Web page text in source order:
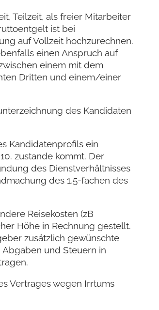
Teilzeit, als freier Mitarbeiter
ist bei
auf Vollzeit hochzurechnen.
einen Anspruch auf
einem mit dem
Dritten und einem/einer
des Kandidaten
Kandidatenprofils ein
zustande kommt. Der
des Dienstverhältnisses
des 1,5-fachen des
Reisekosten (zB
Höhe in Rechnung gestellt.
zusätzlich gewünschte
und Steuern in
Vertrages wegen Irrtums